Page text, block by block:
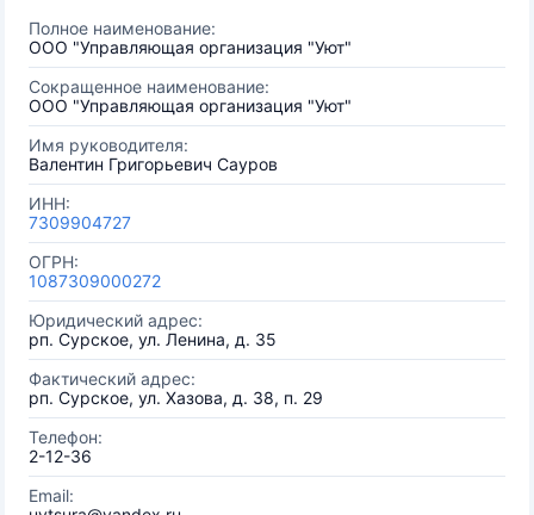
Полное наименование:
ООО "Управляющая организация "Уют"
Сокращенное наименование:
ООО "Управляющая организация "Уют"
Имя руководителя:
Валентин Григорьевич Сауров
ИНН:
7309904727
ОГРН:
1087309000272
Юридический адрес:
рп. Сурское, ул. Ленина, д. 35
Фактический адрес:
рп. Сурское, ул. Хазова, д. 38, п. 29
Телефон:
2-12-36
Email: